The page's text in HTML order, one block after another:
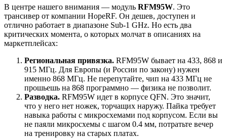
В центре нашего внимания — модуль RFM95W. Это
трансивер от компании HopeRF. Он дешев, доступен и
отлично работает в диапазоне Sub-1 GHz. Но есть два
критических момента, о которых молчат в описаниях на
маркетплейсах:
Региональная привязка. RFM95W бывает на 433, 868 и
915 МГц. Для Европы (и России по закону) нужен
именно 868 МГц. Не перепутайте, чип на 433 МГц не
прошьешь на 868 программно — физика не позволит.
Разводка. RFM95W идет в корпусе QFN. Это значит,
что у него нет ножек, торчащих наружу. Пайка требует
навыка работы с микросхемами под корпусом. Если вы
не паяли микросхемы с шагом 0.4 мм, потратьте вечер
на тренировку на старых платах.